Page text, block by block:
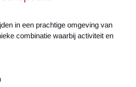
in een prachtige omgeving van
combinatie waarbij activiteit en